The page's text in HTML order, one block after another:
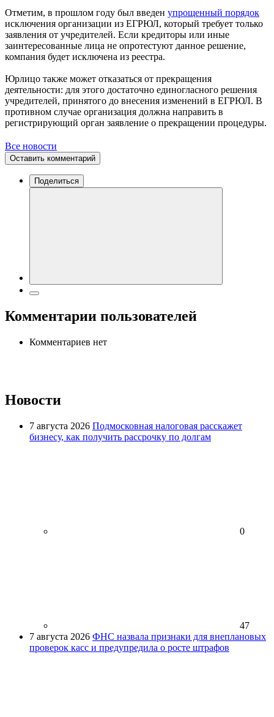
Отметим, в прошлом году был введен упрощенный порядок
исключения организации из ЕГРЮЛ, который требует только
заявления от учредителей. Если кредиторы или иные
заинтересованные лица не опротестуют данное решение,
компания будет исключена из реестра.
Юрлицо также может отказаться от прекращения
деятельности: для этого достаточно единогласного решения
учредителей, принятого до внесения изменений в ЕГРЮЛ. В
противном случае организация должна направить в
регистрирующий орган заявление о прекращении процедуры.
Все новости
Оставить комментарий
Поделиться
Комментарии пользователей
Комментариев нет
Новости
7 августа 2026 Подмосковная налоговая расскажет
бизнесу, как получить рассрочку по долгам
0
47
7 августа 2026 ФНС назвала признаки для внеплановых
проверок касс и предупредила о росте штрафов